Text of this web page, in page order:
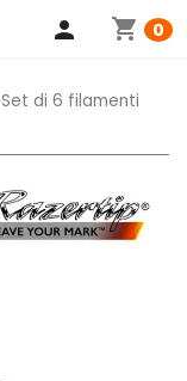
shopping_cart 0
person
Set di 6 filamenti